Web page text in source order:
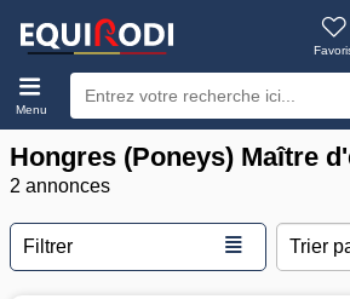
Menu
Hongres (Poneys) Maître
2 annonces
Filtrer ≣